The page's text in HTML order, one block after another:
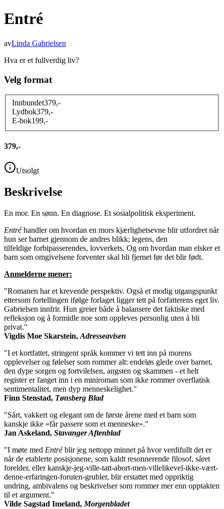
Entré
avLinda Gabrielsen
Hva er et fullverdig liv?
Velg format
Innbundet379,-
Lydbok379,-
E-bok199,-
379,-
Utsolgt
Beskrivelse
En mor. En sønn. En diagnose. Et sosialpolitisk eksperiment.
Entréhandler om hvordan en mors kjærlighetsevne blir utfordret når
hun ser barnet gjennom de andres blikk; legens, den
tilfeldige forbipasserendes, lovverkets. Og om hvordan man elsker et
barn som omgivelsene forventer skal bli fjernet før det blir født.
Anmelderne mener:
"Romanen har et krevende perspektiv. Også et modig utgangspunkt
ettersom fortellingen ifølge forlaget ligger tett på forfatterens eget liv.
Gabrielsen innfrir. Hun greier både å balansere det faktiske med
refleksjon og å formidle noe som oppleves personlig uten å bli
privat."
Vigdis Moe Skarstein, Adresseavisen
"I et kortfattet, stringent språk kommer vi tett inn på morens
opplevelser og følelser som rommer alt: endeløs glede over barnet,
den dype sorgen og fortvilelsen, angsten og skammen - et helt
register er fanget inn i en miniroman som ikke rommer overflatisk
sentimentalitet, men dyp menneskelighet."
Finn Stenstad, Tønsberg Blad
"Sårt, vakkert og elegant om de første årene med et barn som
kanskje ikke «får passere som et menneske»."
Jan Askeland, Stavanger Aftenblad
"I møte med Entréblir jeg nettopp minnet på hvor verdifullt det er
når de etablerte posisjonene, som kaldt resonnerende filosof, såret
forelder, eller kanskje-jeg-ville-tatt-abort-men-villelikevel-ikke-vært-
denne-erfaringen-foruten-grubler, blir erstattet med oppriktig
undring, ambivalens og beskrivelser som rommer mer enn opptakten
til et argument."
Vilde Sagstad Imeland, Morgenbladet